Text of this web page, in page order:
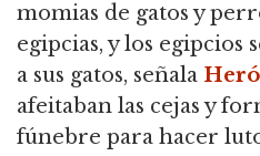
momias de gatos y
egipcias, y los egipcios
a sus gatos, señala
afeitaban las cejas y
fúnebre para hacer